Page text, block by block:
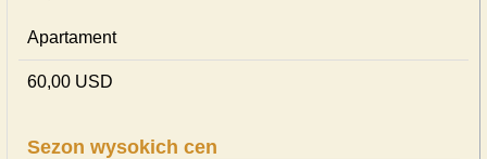
Apartament
60,00 USD
Sezon wysokich cen